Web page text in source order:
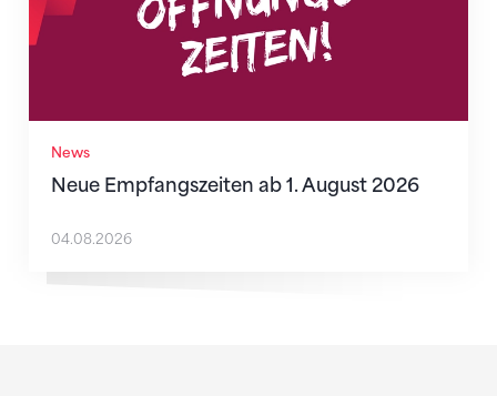
News
Neue Empfangszeiten ab 1. August 2026
04.08.2026